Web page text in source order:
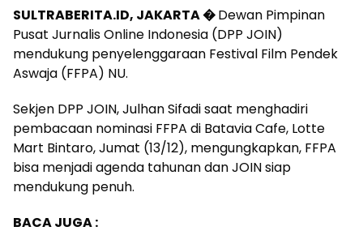
SULTRABERITA.ID, JAKARTA �Dewan Pimpinan
Pusat Jurnalis Online Indonesia (DPP JOIN)
mendukung penyelenggaraan Festival Film Pendek
Aswaja (FFPA) NU.
Sekjen DPP JOIN, Julhan Sifadi saat menghadiri
pembacaan nominasi FFPA di Batavia Cafe, Lotte
Mart Bintaro, Jumat (13/12), mengungkapkan, FFPA
bisa menjadi agenda tahunan dan JOIN siap
mendukung penuh.
BACA JUGA :